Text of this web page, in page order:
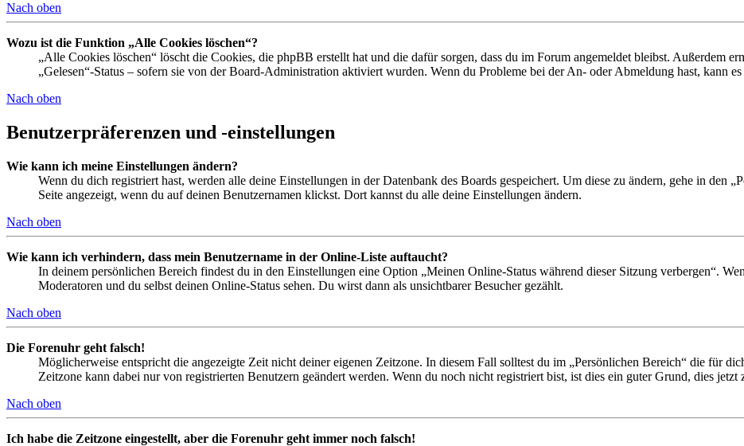
Nach oben
Wozu ist die Funktion „Alle Cookies löschen“?
„Alle Cookies löschen“ löscht die Cookies, die phpBB erstellt hat und die dafür sorgen, dass du im Forum angemeldet bleibst. Außerdem
„Gelesen“-Status – sofern sie von der Board-Administration aktiviert wurden. Wenn du Probleme bei der An- oder Abmeldung hast, kann
Nach oben
Benutzerpräferenzen und -einstellungen
Wie kann ich meine Einstellungen ändern?
Wenn du dich registriert hast, werden alle deine Einstellungen in der Datenbank des Boards gespeichert. Um diese zu ändern, gehe in den
Seite angezeigt, wenn du auf deinen Benutzernamen klickst. Dort kannst du alle deine Einstellungen ändern.
Nach oben
Wie kann ich verhindern, dass mein Benutzername in der Online-Liste auftaucht?
In deinem persönlichen Bereich findest du in den Einstellungen eine Option „Meinen Online-Status während dieser Sitzung verbergen“.
Moderatoren und du selbst deinen Online-Status sehen. Du wirst dann als unsichtbarer Besucher gezählt.
Nach oben
Die Forenuhr geht falsch!
Möglicherweise entspricht die angezeigte Zeit nicht deiner eigenen Zeitzone. In diesem Fall solltest du im „Persönlichen Bereich“ die für
Zeitzone kann dabei nur von registrierten Benutzern geändert werden. Wenn du noch nicht registriert bist, ist dies ein guter Grund, dies jetzt
Nach oben
Ich habe die Zeitzone eingestellt, aber die Forenuhr geht immer noch falsch!